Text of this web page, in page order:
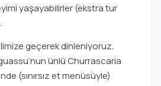
yaşayabilirler (ekstra tur
geçerek dinleniyoruz.
ünlü Churrascaria
(sınırsız et menüsüyle)